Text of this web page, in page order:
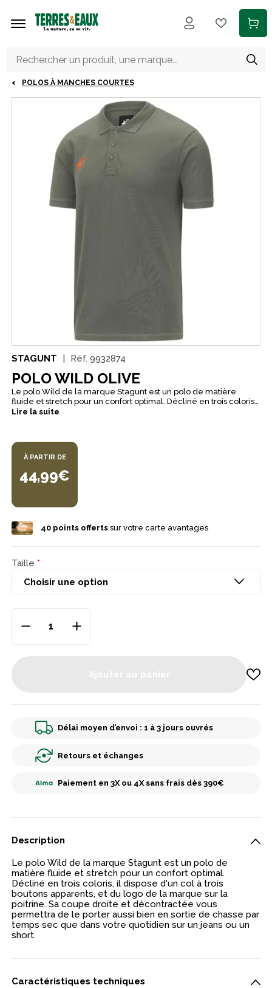
POLOS À MANCHES COURTES
STAGUNT Réf. 9932874
POLO WILD OLIVE
Le polo Wild de la marque Stagunt est un polo de matière
fluide et stretch pour un confort optimal. Décliné en trois coloris,
il dispose d'un col à trois boutons apparents, et du logo de la
sec que dans votre quotidien sur un jeans ou un short.
Lire la suite
À PARTIR DE
44,99€
40points offertssur votre carte avantages
Taille
Délai moyen d’envoi : 1 à 3 jours ouvrés
Retours et échanges
Paiement en 3X ou 4X sans frais dès 390€
Description
Le polo Wild de la marque Stagunt est un polo de
matière fluide et stretch pour un confort optimal.
Décliné en trois coloris, il dispose d'un col à trois
boutons apparents, et du logo de la marque sur la
poitrine. Sa coupe droite et décontractée vous
permettra de le porter aussi bien en sortie de chasse par
temps sec que dans votre quotidien sur un jeans ou un
short.
Caractéristiques techniques